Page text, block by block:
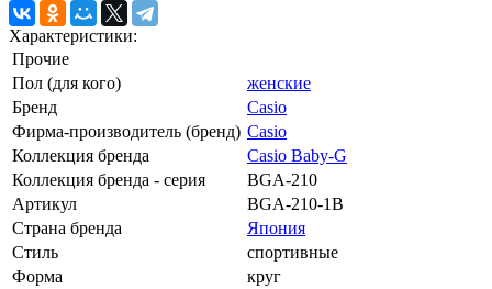
Характеристики:
Прочие
Пол (для кого)
женские
Бренд
Casio
Фирма-производитель (бренд) Casio
Коллекция бренда
Casio Baby-G
Коллекция бренда - серия
BGA-210
Артикул
BGA-210-1B
Страна бренда
Япония
Стиль
спортивные
Форма
круг